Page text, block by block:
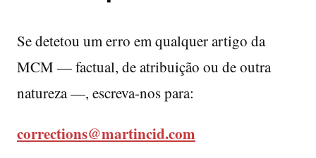
Se detetou um erro em qualquer artigo da
MCM — factual, de atribuição ou de outra
natureza —, escreva-nos para:
corrections@martincid.com